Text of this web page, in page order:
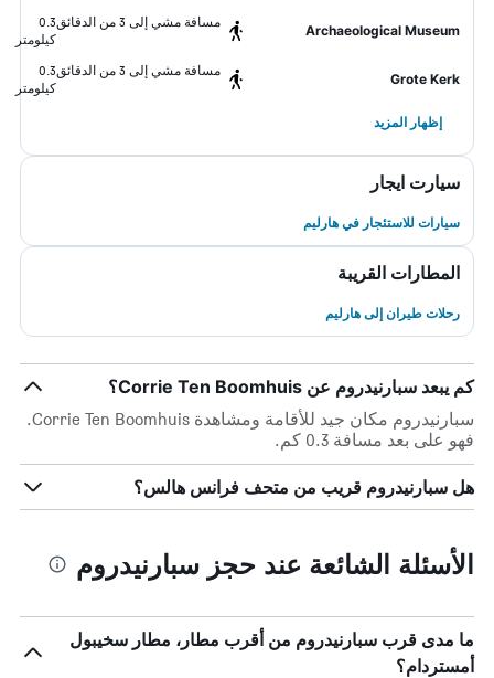
Archaeological Museum
مسافة مشي إلى 3 من الدقائق
0.3
كيلومتر
Grote Kerk
مسافة مشي إلى 3 من الدقائق
0.3
كيلومتر
إظهار المزيد
سيارت ايجار
سيارات للاستئجار في هارليم
المطارات القريبة
رحلات طيران إلى هارليم
كم يبعد سبارنيدروم عن Corrie Ten Boomhuis؟
سبارنيدروم مكان جيد للأقامة ومشاهدة Corrie Ten Boomhuis.
فهو على بعد مسافة 0.3 كم.
هل سبارنيدروم قريب من متحف فرانس هالس؟
الأسئلة الشائعة عند حجز سبارنيدروم
ما مدى قرب سبارنيدروم من أقرب مطار، مطار سخيبول
أمستردام؟